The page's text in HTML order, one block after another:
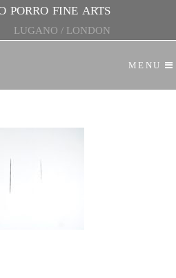
porro fine arts
LUGANO / LONDON
MENU